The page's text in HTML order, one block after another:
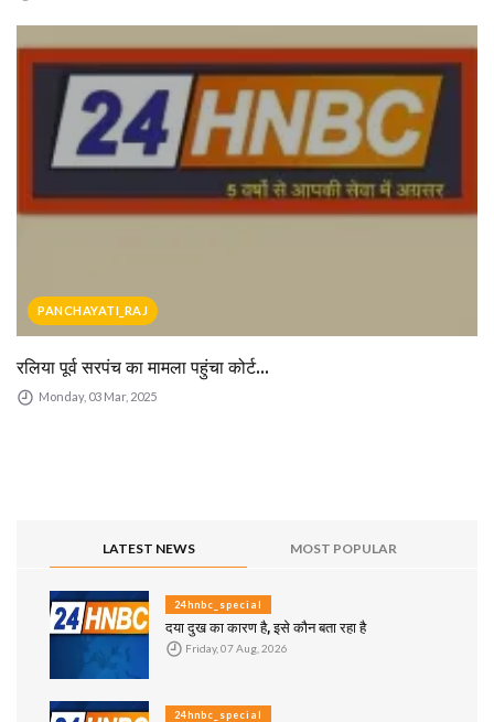
PANCHAYATI_RAJ
रलिया पूर्व सरपंच का मामला पहुंचा कोर्ट...
Monday, 03 Mar, 2025
LATEST NEWS MOST POPULAR
24hnbc_special
दया दुख का कारण है, इसे कौन बता रहा है
Friday, 07 Aug, 2026
24hnbc_special